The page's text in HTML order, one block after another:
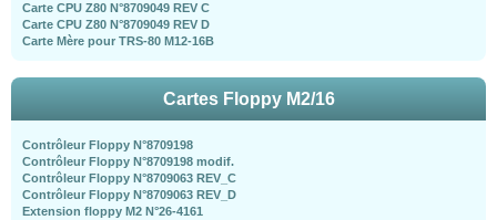
Carte CPU Z80 N°8709049 REV C
Carte CPU Z80 N°8709049 REV D
Carte Mère pour TRS-80 M12-16B
Cartes Floppy M2/16
Contrôleur Floppy N°8709198
Contrôleur Floppy N°8709198 modif.
Contrôleur Floppy N°8709063 REV_C
Contrôleur Floppy N°8709063 REV_D
Extension floppy M2 N°26-4161